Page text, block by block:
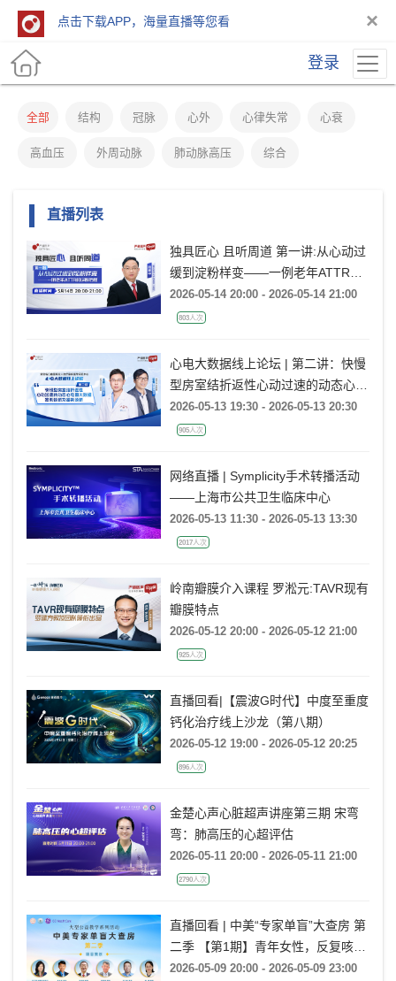
点击下载APP，海量直播等您看 ×
登录
全部 结构 冠脉 心外 心律失常 心衰
高血压 外周动脉 肺动脉高压 综合
直播列表
独具匠心 且听周道 第一讲:从心动过
缓到淀粉样变——一例老年ATTR的
诊断历程
2026-05-14 20:00 - 2026-05-14 21:00
803人次
心电大数据线上论坛 | 第二讲：快慢
型房室结折返性心动过速的动态心电
图大数据案例诊断及鉴别诊断
2026-05-13 19:30 - 2026-05-13 20:30
905人次
网络直播 | Symplicity手术转播活动
——上海市公共卫生临床中心
2026-05-13 11:30 - 2026-05-13 13:30
2017人次
岭南瓣膜介入课程 罗淞元:TAVR现有
瓣膜特点
2026-05-12 20:00 - 2026-05-12 21:00
925人次
直播回看|【震波G时代】中度至重度
钙化治疗线上沙龙（第八期）
2026-05-12 19:00 - 2026-05-12 20:25
896人次
金楚心声心脏超声讲座第三期 宋弯
弯：肺高压的心超评估
2026-05-11 20:00 - 2026-05-11 21:00
2790人次
直播回看 | 中美“专家单盲”大查房 第
二季 【第1期】青年女性，反复咳
嗽、咳痰、气喘半年余，再发加重20
2026-05-09 20:00 - 2026-05-09 23:00